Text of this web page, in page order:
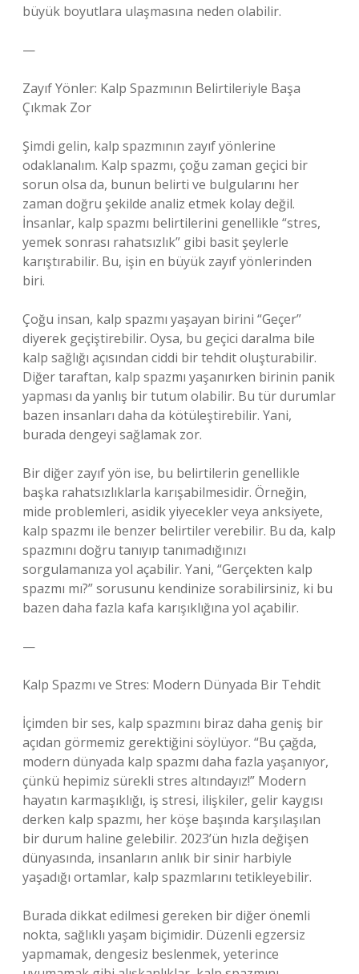
büyük boyutlara ulaşmasına neden olabilir.
—
Zayıf Yönler: Kalp Spazmının Belirtileriyle Başa
Çıkmak Zor
Şimdi gelin, kalp spazmının zayıf yönlerine
odaklanalım. Kalp spazmı, çoğu zaman geçici bir
sorun olsa da, bunun belirti ve bulgularını her
zaman doğru şekilde analiz etmek kolay değil.
İnsanlar, kalp spazmı belirtilerini genellikle “stres,
yemek sonrası rahatsızlık” gibi basit şeylerle
karıştırabilir. Bu, işin en büyük zayıf yönlerinden
biri.
Çoğu insan, kalp spazmı yaşayan birini “Geçer”
diyerek geçiştirebilir. Oysa, bu geçici daralma bile
kalp sağlığı açısından ciddi bir tehdit oluşturabilir.
Diğer taraftan, kalp spazmı yaşanırken birinin panik
yapması da yanlış bir tutum olabilir. Bu tür durumlar
bazen insanları daha da kötüleştirebilir. Yani,
burada dengeyi sağlamak zor.
Bir diğer zayıf yön ise, bu belirtilerin genellikle
başka rahatsızlıklarla karışabilmesidir. Örneğin,
mide problemleri, asidik yiyecekler veya anksiyete,
kalp spazmı ile benzer belirtiler verebilir. Bu da, kalp
spazmını doğru tanıyıp tanımadığınızı
sorgulamanıza yol açabilir. Yani, “Gerçekten kalp
spazmı mı?” sorusunu kendinize sorabilirsiniz, ki bu
bazen daha fazla kafa karışıklığına yol açabilir.
—
Kalp Spazmı ve Stres: Modern Dünyada Bir Tehdit
İçimden bir ses, kalp spazmını biraz daha geniş bir
açıdan görmemiz gerektiğini söylüyor. “Bu çağda,
modern dünyada kalp spazmı daha fazla yaşanıyor,
çünkü hepimiz sürekli stres altındayız!” Modern
hayatın karmaşıklığı, iş stresi, ilişkiler, gelir kaygısı
derken kalp spazmı, her köşe başında karşılaşılan
bir durum haline gelebilir. 2023’ün hızla değişen
dünyasında, insanların anlık bir sinir harbiyle
yaşadığı ortamlar, kalp spazmlarını tetikleyebilir.
Burada dikkat edilmesi gereken bir diğer önemli
nokta, sağlıklı yaşam biçimidir. Düzenli egzersiz
yapmamak, dengesiz beslenmek, yeterince